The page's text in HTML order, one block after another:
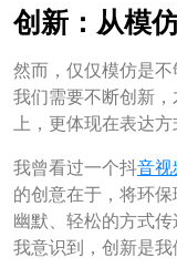
创新：从模
然而，仅仅模仿是
我们需要不断创新
上，更体现在表达方
我曾看过一个抖音
的创意在于，将环
幽默、轻松的方式
我意识到，创新是我